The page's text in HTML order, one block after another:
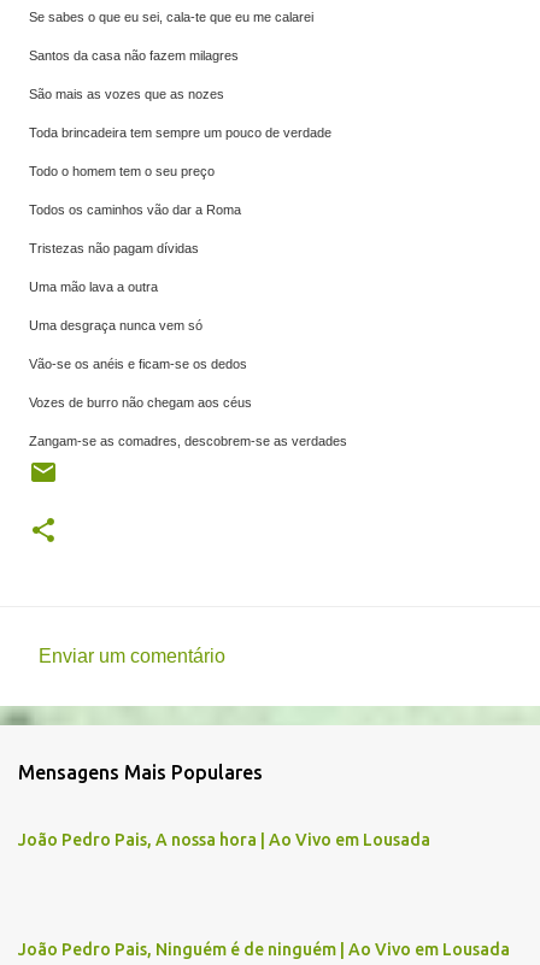
Se sabes o que eu sei, cala-te que eu me calarei
Santos da casa não fazem milagres
São mais as vozes que as nozes
Toda brincadeira tem sempre um pouco de verdade
Todo o homem tem o seu preço
Todos os caminhos vão dar a Roma
Tristezas não pagam dívidas
Uma mão lava a outra
Uma desgraça nunca vem só
Vão-se os anéis e ficam-se os dedos
Vozes de burro não chegam aos céus
Zangam-se as comadres, descobrem-se as verdades
e
t
i
Enviar um comentário
Mensagens Mais Populares
João Pedro Pais, A nossa hora | Ao Vivo em Lousada
João Pedro Pais, Ninguém é de ninguém | Ao Vivo em Lousada